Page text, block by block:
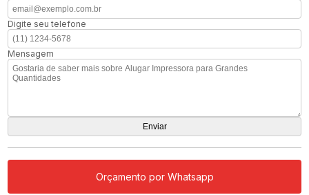
Digite seu telefone
Mensagem
Orçamento por Whatsapp